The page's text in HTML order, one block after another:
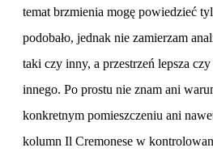
temat brzmienia mogę powiedzieć
podobało, jednak nie zamierzam
taki czy inny, a przestrzeń lepsza
innego. Po prostu nie znam ani
konkretnym pomieszczeniu ani
kolumn Il Cremonese w